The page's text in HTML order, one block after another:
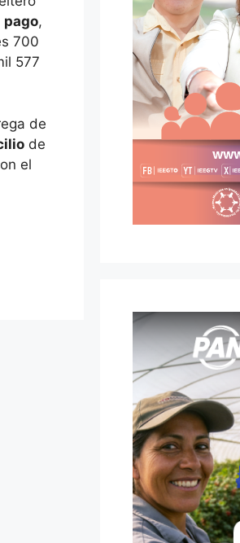
pago,
700
577
de
de
el